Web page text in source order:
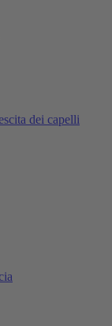
dei capelli